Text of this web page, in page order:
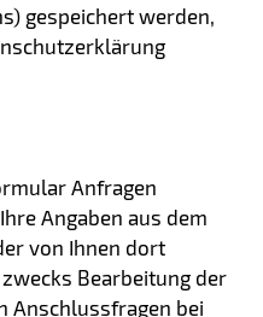
gespeichert werden,
Anfragen
Angaben aus dem
von Ihnen dort
Bearbeitung der
Anschlussfragen bei